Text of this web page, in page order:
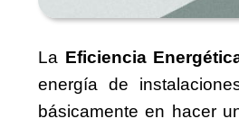
La Eficiencia
energía de
básicamente en hacer